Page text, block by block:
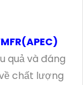
quả và đáng
chất lượng